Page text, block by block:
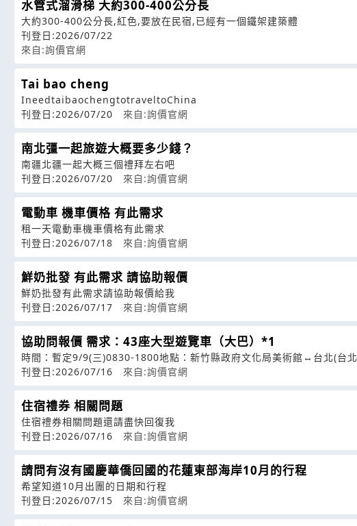
水管式溜滑梯 大約300-400公分長
大約300-400公分長,紅色,要放在民宿,已經有一個鐵架建築體
刊登日:2026/07/22
來自:詢價官網
Tai bao cheng
IneedtaibaochengtotraveltoChina
刊登日:2026/07/20
來自:詢價官網
南北彊一起旅遊大概要多少錢？
南疆北疆一起大概三個禮拜左右吧
刊登日:2026/07/20
來自:詢價官網
電動車 機車價格 有此需求
租一天電動車機車價格有此需求
刊登日:2026/07/18
來自:詢價官網
鮮奶批發 有此需求 請協助報價
鮮奶批發有此需求請協助報價給我
刊登日:2026/07/17
來自:詢價官網
協助問報價 需求：43座大型遊覽車（大巴）*1
時間：暫定9/9(三)0830-1800地點：新竹縣政府文化局美術館↔台北(台北
刊登日:2026/07/16
來自:詢價官網
住宿禮券 相關問題
住宿禮券相關問題還請盡快回復我
刊登日:2026/07/16
來自:詢價官網
請問有沒有國慶華僑回國的花蓮東部海岸10月的行程
希望知道10月出團的日期和行程
刊登日:2026/07/15
來自:詢價官網